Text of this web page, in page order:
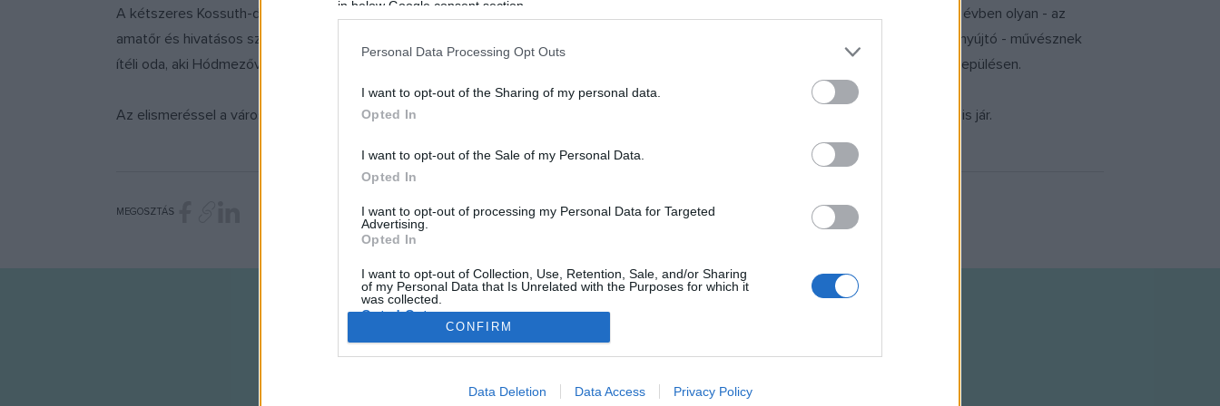
in below Google consent section.
Personal Data Processing Opt Outs
I want to opt-out of the Sharing of my personal data.
Opted In
I want to opt-out of the Sale of my Personal Data.
Opted In
I want to opt-out of processing my Personal Data for Targeted
Advertising.
Opted In
I want to opt-out of Collection, Use, Retention, Sale, and/or Sharing
of my Personal Data that Is Unrelated with the Purposes for which it
was collected.
Opted Out
Google consents
I want to allow Google to enable storage related to advertising like cookies on
CONFIRM
Data Deletion Data Access Privacy Policy
A kétszeres Kossuth-díjas érdemes és kiváló művészről, Hódmezővásárhely díszpolgáráról elnevezett díjat a város közgyűlése minden évben olyan - az
amatőr és hivatásos színjátszás, a népdal és magyar nóta, a néptánc vagy a vers- és prózamondás területén kiemelkedő teljesítményt nyújtó - művésznek
ítéli oda, aki Hódmezővásárhelyen él, a városhoz kötődik vagy onnan elszármazott, előadásaival pedig rendszeresen bemutatkozik a településen.
Az elismeréssel a város pecsétjével ellátott oklevél és a Bessenyei Ferenc portréját ábrázoló plakett mellett 500 ezer forintos pénzdíj is jár.
MEGOSZTÁS